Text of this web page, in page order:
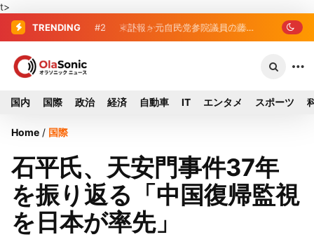
t>
TRENDING #2 ＜訃報＞元自民党参院議員の藤
#3 東芝、かつてのライバル日立の元社
国内 国際 政治 経済 自動車 IT エンタメ スポーツ
Home / 国際
石平氏、天安門事件37年
を振り返る「中国復帰監視
を日本が率先」